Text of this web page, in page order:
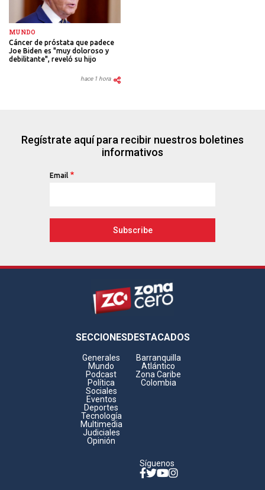
MUNDO
Cáncer de próstata que padece
Joe Biden es "muy doloroso y
debilitante", reveló su hijo
hace 1 hora
Regístrate aquí para recibir nuestros boletines
informativos
Email
SECCIONES
Generales
Mundo
Podcast
Política
Sociales
Eventos
Deportes
Tecnología
Multimedia
Judiciales
Opinión
DESTACADOS
Barranquilla
Atlántico
Zona Caribe
Colombia
Síguenos